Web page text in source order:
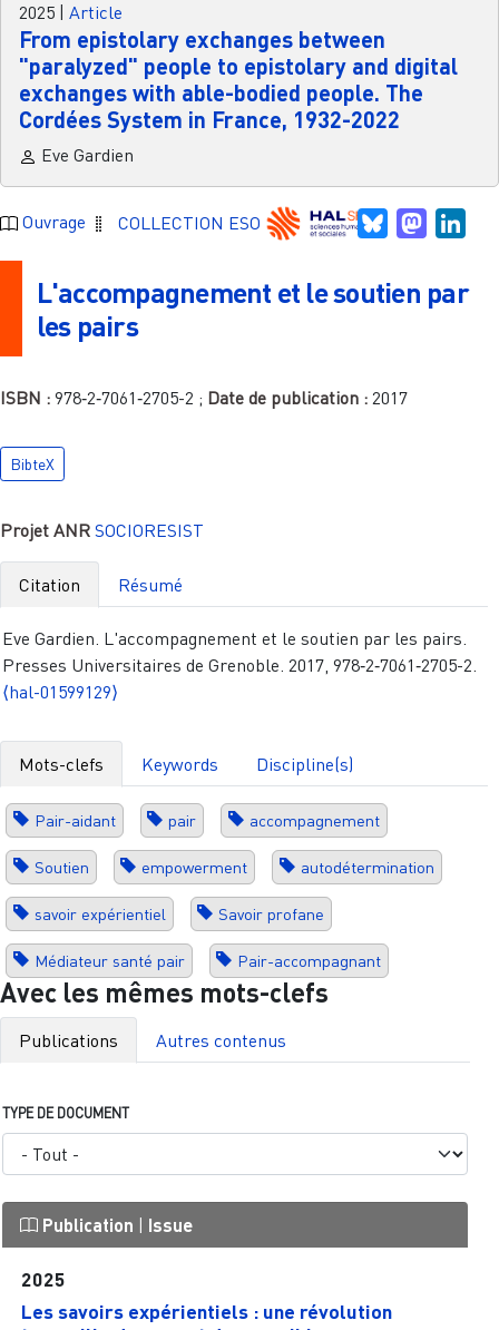
2025 Article
From epistolary exchanges between
"paralyzed" people to epistolary and digital
exchanges with able-bodied people. The
Cordées System in France, 1932-2022
Eve Gardien
Ouvrage COLLECTION ESO Bluesky
L'accompagnement et le soutien par
les pairs
ISBN : 978‑2‑7061‑2705-2 ; Date de publication : 2017
BibteX
Projet ANR SOCIORESIST
Citation Résumé
Eve Gardien. L'accompagnement et le soutien par les pairs.
Presses Universitaires de Grenoble. 2017, 978‑2‑7061‑2705-2.
⟨hal-01599129⟩
Mots-clefs Keywords Discipline(s)
Pair-aidant pair accompagnement
Soutien empowerment autodétermination
savoir expérientiel Savoir profane
Médiateur santé pair Pair-accompagnant
Avec les mêmes mots-clefs
Publications Autres contenus
TYPE DE DOCUMENT
Publication | Issue
2025
Les savoirs expérientiels : une révolution